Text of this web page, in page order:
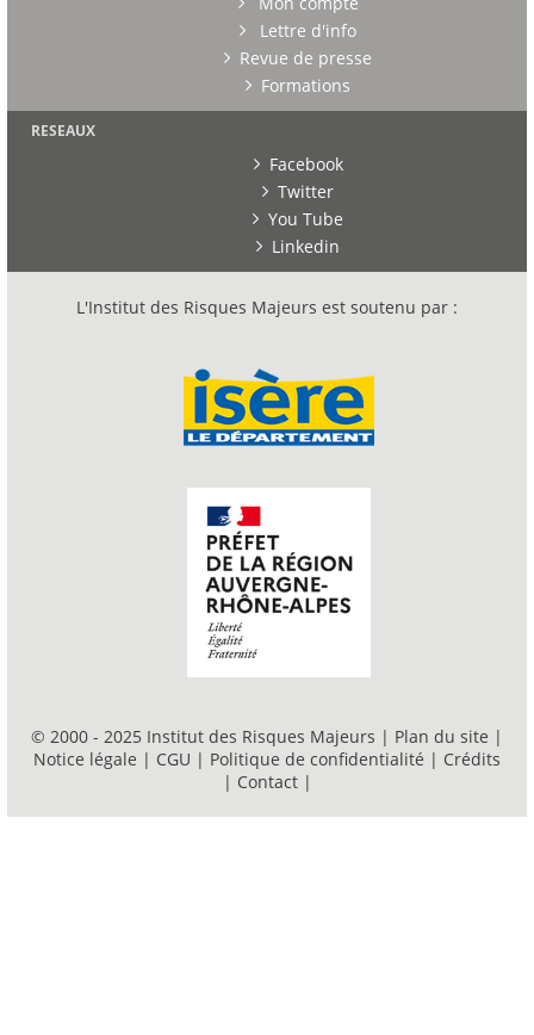
Lettre d'info
Revue de presse
Formations
RESEAUX
Facebook
Twitter
You Tube
Linkedin
L'Institut des Risques Majeurs est soutenu par :
© 2000 - 2025 Institut des Risques Majeurs | Plan du site |
Notice légale | CGU | Politique de confidentialité | Crédits
| Contact |